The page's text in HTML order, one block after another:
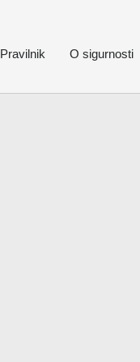
Pravilnik O sigurnosti